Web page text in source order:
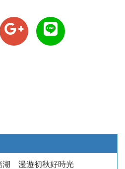
湖 漫遊初秋好時光